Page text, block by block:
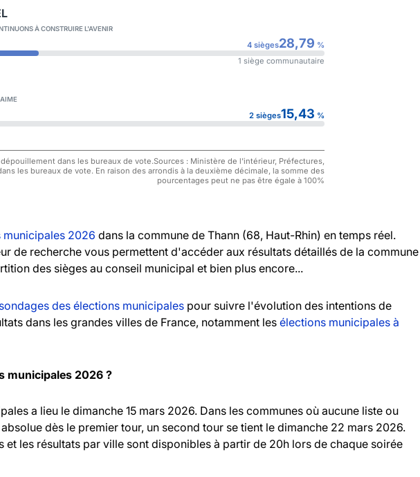
À CONSTRUIRE L'AVENIR
4 sièges28,79 %
1 siège communautaire
2 sièges15,43 %
dans les bureaux de vote.Sources : Ministère de l'intérieur, Préfectures,
les bureaux de vote. En raison des arrondis à la deuxième décimale, la somme des
pourcentages peut ne pas être égale à 100%
municipales 2026 dans la commune de Thann (68, Haut-Rhin) en temps réel.
de recherche vous permettent d'accéder aux résultats détaillés de la commune
des sièges au conseil municipal et bien plus encore...
sondages des élections municipales pour suivre l'évolution des intentions de
dans les grandes villes de France, notamment les élections municipales à
municipales 2026 ?
a lieu le dimanche 15 mars 2026. Dans les communes où aucune liste ou
dès le premier tour, un second tour se tient le dimanche 22 mars 2026.
et les résultats par ville sont disponibles à partir de 20h lors de chaque soirée